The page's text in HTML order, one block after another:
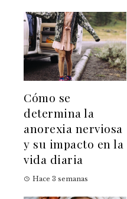
Cómo se
determina la
anorexia nerviosa
y su impacto en la
vida diaria
Hace 3 semanas